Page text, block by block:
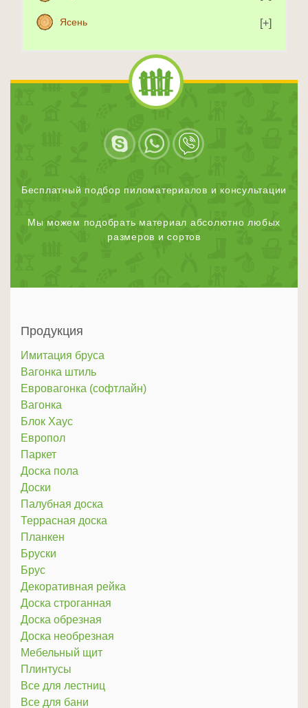
Ясень
Бесплатный подбор пиломатериалов и консультации
Мы можем подобрать материал абсолютно любых
размеров и сортов
Продукция
Имитация бруса
Вагонка штиль
Евровагонка (софтлайн)
Вагонка
Блок Хаус
Европол
Паркет
Доска пола
Доски
Палубная доска
Террасная доска
Планкен
Бруски
Брус
Декоративная рейка
Доска строганная
Доска обрезная
Доска необрезная
Мебельный щит
Плинтусы
Все для лестниц
Все для бани